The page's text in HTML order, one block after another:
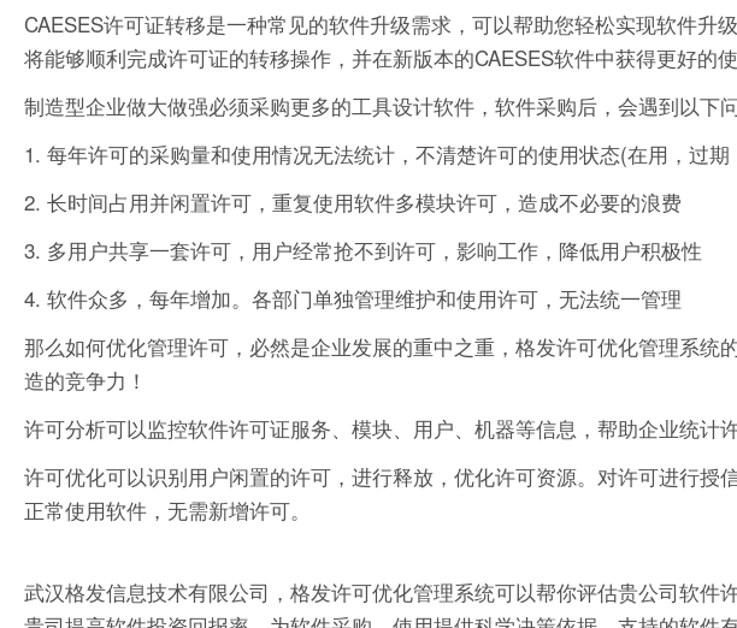
CAESES许可证转移是一种常见的软件升级需求，可以帮助您轻松实现软件升
将能够顺利完成许可证的转移操作，并在新版本的CAESES软件中获得更好的使
制造型企业做大做强必须采购更多的工具设计软件，软件采购后，会遇到以下
1. 每年许可的采购量和使用情况无法统计，不清楚许可的使用状态(在用，过
2. 长时间占用并闲置许可，重复使用软件多模块许可，造成不必要的浪费
3. 多用户共享一套许可，用户经常抢不到许可，影响工作，降低用户积极性
4. 软件众多，每年增加。各部门单独管理维护和使用许可，无法统一管理
那么如何优化管理许可，必然是企业发展的重中之重，格发许可优化管理系统
造的竞争力！
许可分析可以监控软件许可证服务、模块、用户、机器等信息，帮助企业统计
许可优化可以识别用户闲置的许可，进行释放，优化许可资源。对许可进行授
正常使用软件，无需新增许可。
武汉格发信息技术有限公司，格发许可优化管理系统可以帮你评估贵公司软件